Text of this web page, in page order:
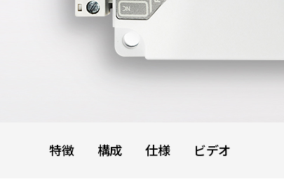
特徴 構成 仕様 ビデオ